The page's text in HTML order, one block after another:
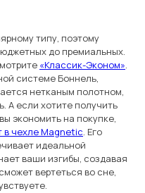
типу, поэтому
до премиальных.
«Классик-Эконом».
системе Боннель,
нетканым полотном,
А если хотите получить
экономить на покупке,
в чехле Magnetic. Его
идеальной
ваши изгибы, создавая
вертеться во сне,